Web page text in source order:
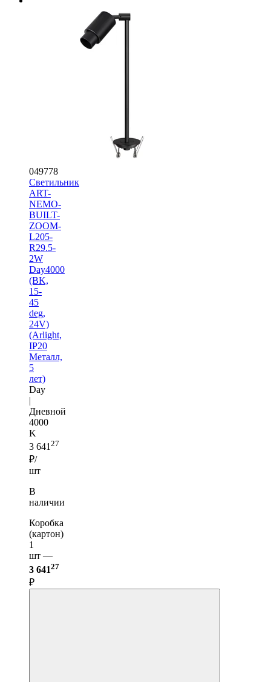
049778
Светильник
ART-
NEMO-
BUILT-
ZOOM-
L205-
R29.5-
2W
Day4000
(BK,
15-
45
deg,
24V)
(Arlight,
IP20
Металл,
5
лет)
Day
|
Дневной
4000
K
3 641 27
₽/
шт
В
наличии
Коробка
(картон)
1
шт —
3 64127
₽